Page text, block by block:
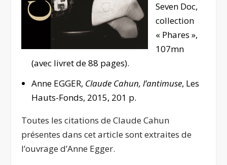
Seven Doc,
collection
« Phares »,
107mn
(avec livret de 88 pages).
Anne EGGER, Claude Cahun, l’antimuse, Les
Hauts-Fonds, 2015, 201 p.
Toutes les citations de Claude Cahun
présentes dans cet article sont extraites de
l’ouvrage d’Anne Egger.